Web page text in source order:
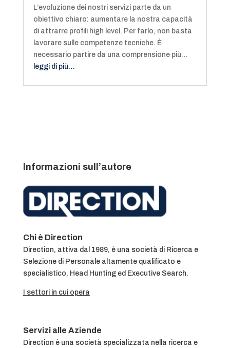
L’evoluzione dei nostri servizi parte da un
obiettivo chiaro: aumentare la nostra capacità
di attrarre profili high level. Per farlo, non basta
lavorare sulle competenze tecniche. È
necessario partire da una comprensione più…
leggi di più…
Informazioni sull’autore
Chi è Direction
Direction, attiva dal 1989, è una società di Ricerca e
Selezione di Personale altamente qualificato e
specialistico, Head Hunting ed Executive Search.
I settori in cui opera
Servizi alle Aziende
Direction è una società specializzata nella ricerca e